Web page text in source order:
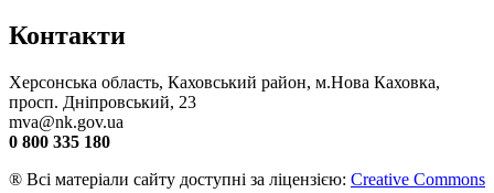
Контакти
Херсонська область, Каховський район, м.Нова Каховка,
просп. Дніпровський, 23
mva@nk.gov.ua
0 800 335 180
® Всі матеріали сайту доступні за ліцензією: Creative Commons